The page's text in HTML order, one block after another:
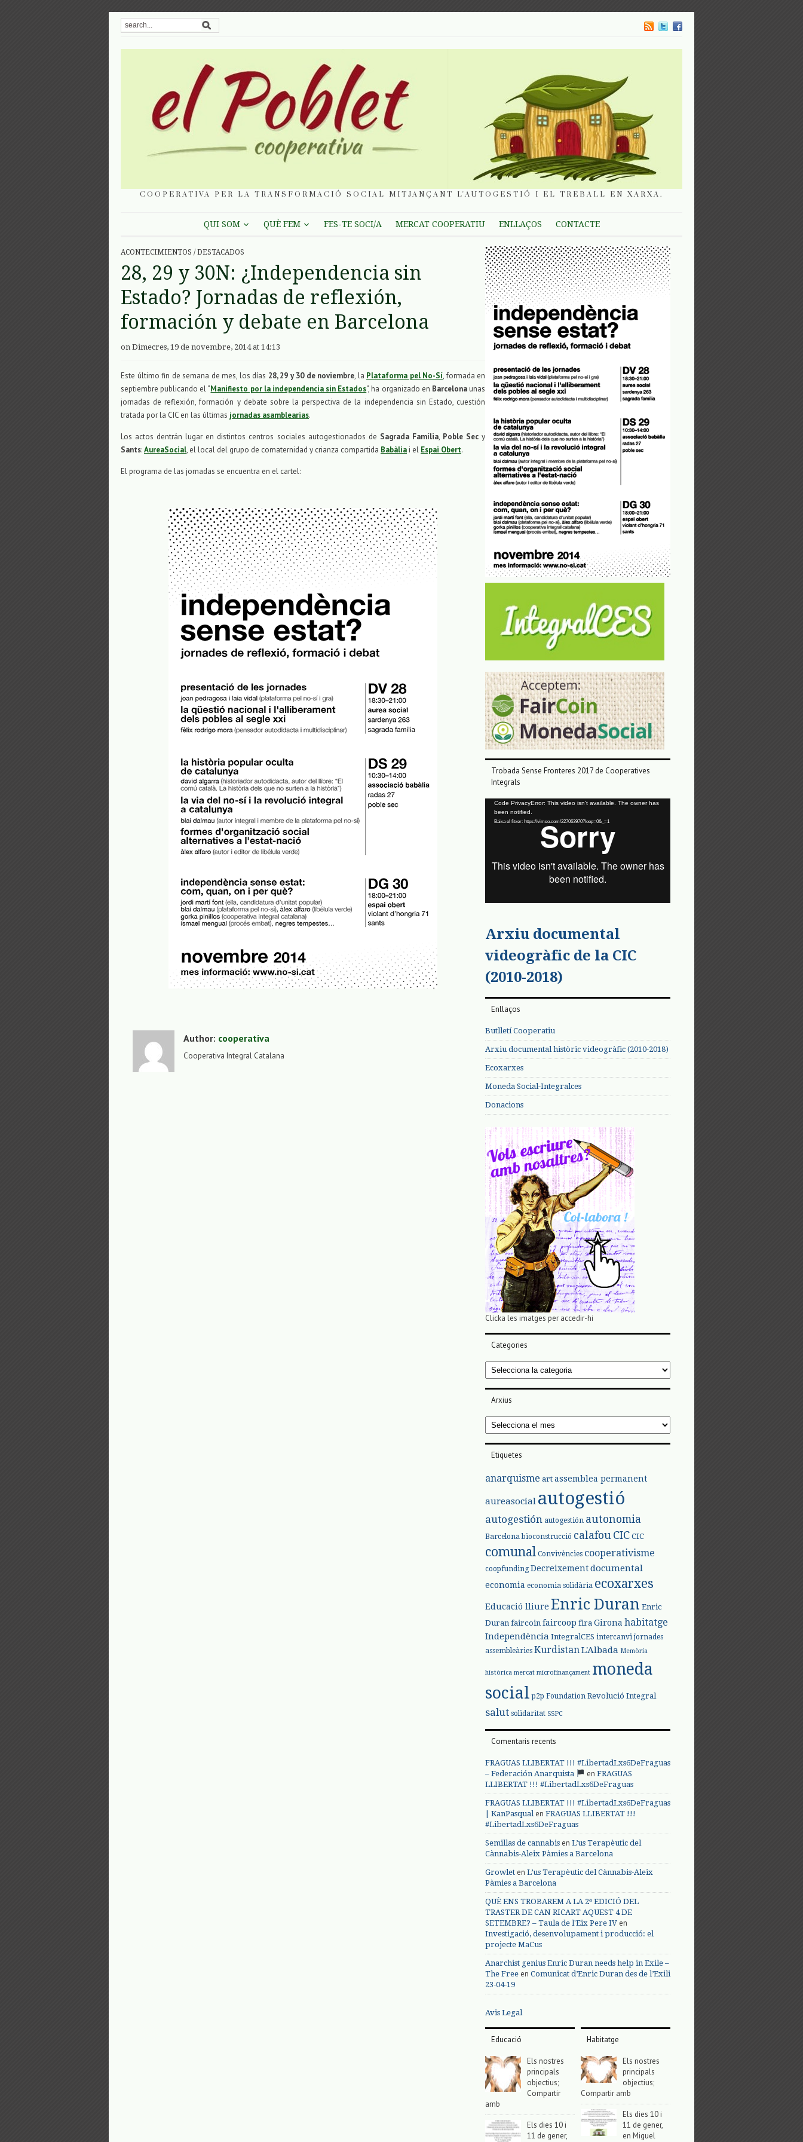
COOPERATIVA PER LA TRANSFORMACIÓ SOCIAL MITJANÇANT L'AUTOGESTIÓ I EL TREBALL EN XARXA.
QUI SOM QUÈ FEM FES-TE SOCI/A MERCAT COOPERATIU ENLLAÇOS CONTACTE
ACONTECIMIENTOS / DESTACADOS
28, 29 y 30N: ¿Independencia sin
Estado? Jornadas de reflexión,
formación y debate en Barcelona
on Dimecres, 19 de novembre, 2014 at 14:13
Este último fin de semana de mes, los días 28, 29 y 30 de noviembre, la Plataforma pel No-Sí, formada en
septiembre publicando el “Manifiesto por la independencia sin Estados“, ha organizado en Barcelonaunas
jornadas de reflexión, formación y debate sobre la perspectiva de la independencia sin Estado, cuestión
tratada por la CIC en las últimas jornadas asamblearias.
Los actos dentrán lugar en distintos centros sociales autogestionados de Sagrada Família, Poble Secy
Sants:AureaSocial, el local del grupo de comaternidad y crianza compartida Babàliai el Espai Obert.
El programa de las jornadas se encuentra en el cartel:
Author: cooperativa
Cooperativa Integral Catalana
Trobada Sense Fronteres 2017 de Cooperatives
Integrals
Reproductor
vídeo
Code PrivacyError: This video isn't available. The owner has
been notified.
Baixa el fitxer: https://vimeo.com/227063970?loop=0&_=1
Arxiu documental
videogràfic de la CIC
(2010-2018)
Enllaços
Butlletí Cooperatiu
Arxiu documental històric videogràfic (2010-2018)
Ecoxarxes
Moneda Social-Integralces
Donacions
Clicka les imatges per accedir-hi
Categories
Categories
Arxius
Arxius
Etiquetes
anarquisme art assemblea permanent
aureasocial autogestió
autogestión autogestión autonomia
Barcelona bioconstrucció calafou CIC CIC
comunal Convivències cooperativisme
coopfunding Decreixementdocumental
economia economia solidària ecoxarxes
Educació lliure Enric Duran Enric
Duran faircoin faircoop fira Girona habitatge
Independència IntegralCES intercanvi jornades
assembleàries Kurdistan L'Albada Memòria
històrica mercat microfinançament moneda
social p2p Foundation Revolució Integral
salut solidaritat SSPC
Comentaris recents
FRAGUAS LLIBERTAT !!! #LibertadLxs6DeFraguas
– Federación Anarquista
en FRAGUAS
LLIBERTAT !!! #LibertadLxs6DeFraguas
FRAGUAS LLIBERTAT !!! #LibertadLxs6DeFraguas
| KanPasqualen FRAGUAS LLIBERTAT !!!
#LibertadLxs6DeFraguas
Semillas de cannabis en L’us Terapèutic del
Cànnabis-Aleix Pàmies a Barcelona
Growlet en L’us Terapèutic del Cànnabis-Aleix
Pàmies a Barcelona
QUÈ ENS TROBAREM A LA 2ª EDICIÓ DEL
TRASTER DE CAN RICART AQUEST 4 DE
SETEMBRE? – Taula de l'Eix Pere IV en
Investigació, desenvolupament i producció: el
projecte MaCus
Anarchist genius Enric Duran needs help in Exile –
The Free en Comunicat d’Enric Duran des de l’Exili
23-04-19
Avis Legal
Educació
Els nostres
principals
objectius;
Compartir
amb
Els dies 10 i
11 de gener,
Habitatge
Els nostres
principals
objectius;
Compartir amb
Els dies 10 i
11 de gener,
en Miguel